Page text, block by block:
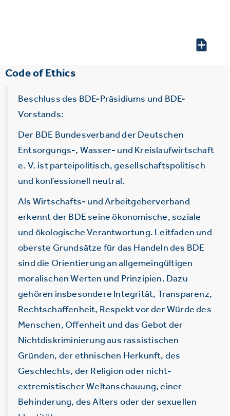
Code of Ethics
Beschluss des BDE-Präsidiums und BDE-
Vorstands:
Der BDE Bundesverband der Deutschen
Entsorgungs-, Wasser- und Kreislaufwirtschaft
e. V. ist parteipolitisch, gesellschaftspolitisch
und konfessionell neutral.
Als Wirtschafts- und Arbeitgeberverband
erkennt der BDE seine ökonomische, soziale
und ökologische Verantwortung. Leitfaden und
oberste Grundsätze für das Handeln des BDE
sind die Orientierung an allgemeingültigen
moralischen Werten und Prinzipien. Dazu
gehören insbesondere Integrität, Transparenz,
Rechtschaffenheit, Respekt vor der Würde des
Menschen, Offenheit und das Gebot der
Nichtdiskriminierung aus rassistischen
Gründen, der ethnischen Herkunft, des
Geschlechts, der Religion oder nicht-
extremistischer Weltanschauung, einer
Behinderung, des Alters oder der sexuellen